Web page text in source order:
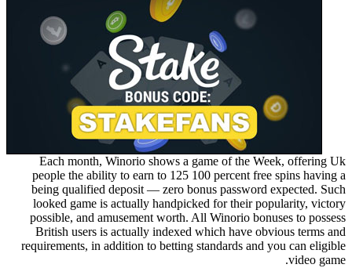
Each month, Winorio shows a game of the Week, offering Uk
people the ability to earn to 125 100 percent free spins having a
being qualified deposit — zero bonus password expected. Such
looked game is actually handpicked for their popularity, victory
possible, and amusement worth. All Winorio bonuses to possess
British users is actually indexed which have obvious terms and
requirements, in addition to betting standards and you can eligible
video game.